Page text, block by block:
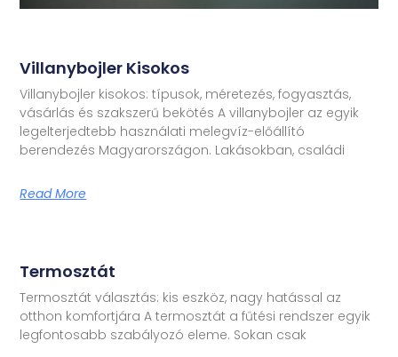
Villanybojler Kisokos
Villanybojler kisokos: típusok, méretezés, fogyasztás,
vásárlás és szakszerű bekötés A villanybojler az egyik
legelterjedtebb használati melegvíz-előállító
berendezés Magyarországon. Lakásokban, családi
Read More
Termosztát
Termosztát választás: kis eszköz, nagy hatással az
otthon komfortjára A termosztát a fűtési rendszer egyik
legfontosabb szabályozó eleme. Sokan csak